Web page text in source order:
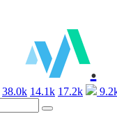
.
38.0k 14.1k 17.2k